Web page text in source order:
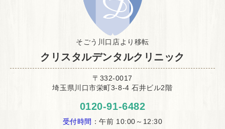
そごう川口店より移転
クリスタルデンタルクリニック
〒332-0017
埼玉県川口市栄町3-8-4 石井ビル2階
0120-91-6482
受付時間 ：午前 10:00～12:30